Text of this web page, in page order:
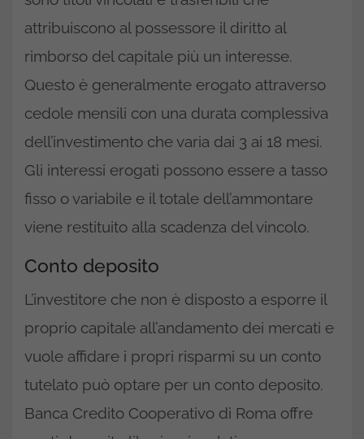
attribuiscono al possessore il diritto al
rimborso del capitale più un interesse.
Questo è generalmente erogato attraverso
cedole mensili con una durata complessiva
dell’investimento che varia dai 3 ai 18 mesi.
Gli interessi erogati possono essere a tasso
fisso o variabile e il totale dell’ammontare
viene restituito alla scadenza del vincolo.
Conto deposito
L’investitore che non è disposto a esporre il
proprio capitale all’andamento dei mercati e
vuole affidare i propri risparmi su un conto
tutelato può optare per un conto deposito.
Banca Credito Cooperativo di Roma offre